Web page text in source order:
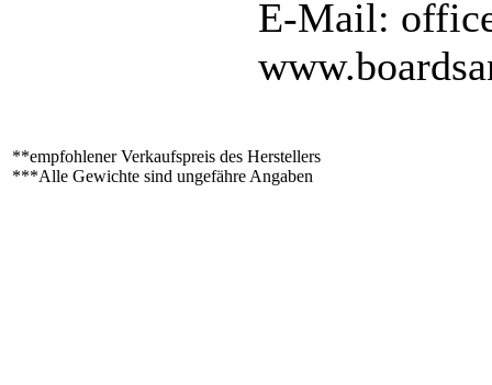
E-Mail:
**empfohlener Verkaufspreis des Herstellers
***Alle Gewichte sind ungefähre Angaben